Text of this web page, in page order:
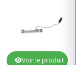
Voir le produit